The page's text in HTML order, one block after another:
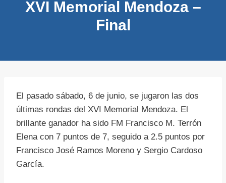
XVI Memorial Mendoza –
Final
El pasado sábado, 6 de junio, se jugaron las dos
últimas rondas del XVI Memorial Mendoza. El
brillante ganador ha sido FM Francisco M. Terrón
Elena con 7 puntos de 7, seguido a 2.5 puntos por
Francisco José Ramos Moreno y Sergio Cardoso
García.